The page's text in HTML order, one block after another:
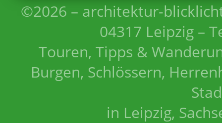
©2026 – architektur-
04317 Leipzig –
Touren, Tipps &
Burgen, Schlössern,
in Leipzig,